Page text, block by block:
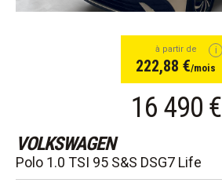
VOLKSWAGEN
Polo 1.0 TSI 95 S&S DSG7 Life
à partir de
222,88 €/mois
16 490 €